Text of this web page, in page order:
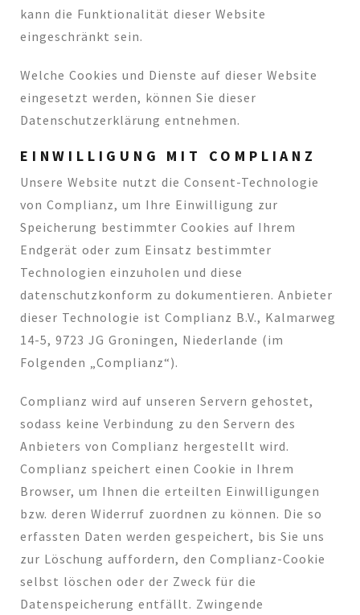
kann die Funktionalität dieser Website
eingeschränkt sein.
Welche Cookies und Dienste auf dieser Website
eingesetzt werden, können Sie dieser
Datenschutzerklärung entnehmen.
EINWILLIGUNG MIT COMPLIANZ
Unsere Website nutzt die Consent-Technologie
von Complianz, um Ihre Einwilligung zur
Speicherung bestimmter Cookies auf Ihrem
Endgerät oder zum Einsatz bestimmter
Technologien einzuholen und diese
datenschutzkonform zu dokumentieren. Anbieter
dieser Technologie ist Complianz B.V., Kalmarweg
14-5, 9723 JG Groningen, Niederlande (im
Folgenden „Complianz“).
Complianz wird auf unseren Servern gehostet,
sodass keine Verbindung zu den Servern des
Anbieters von Complianz hergestellt wird.
Complianz speichert einen Cookie in Ihrem
Browser, um Ihnen die erteilten Einwilligungen
bzw. deren Widerruf zuordnen zu können. Die so
erfassten Daten werden gespeichert, bis Sie uns
zur Löschung auffordern, den Complianz-Cookie
selbst löschen oder der Zweck für die
Datenspeicherung entfällt. Zwingende